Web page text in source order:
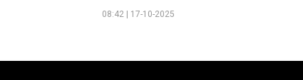
08:42 | 17-10-2025